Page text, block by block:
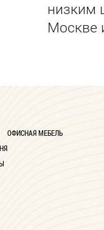
низким
Москве
ОФИСНАЯ МЕБЕЛЬ